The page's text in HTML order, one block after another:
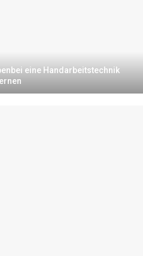
eine Handarbeitstechnik
lernen